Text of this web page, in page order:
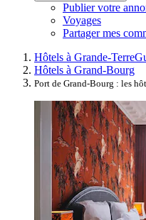
Publier votre
Voyages
Partager mes
Hôtels à Grande-Terre
Hôtels à Grand-Bourg
Port de Grand-Bourg : les